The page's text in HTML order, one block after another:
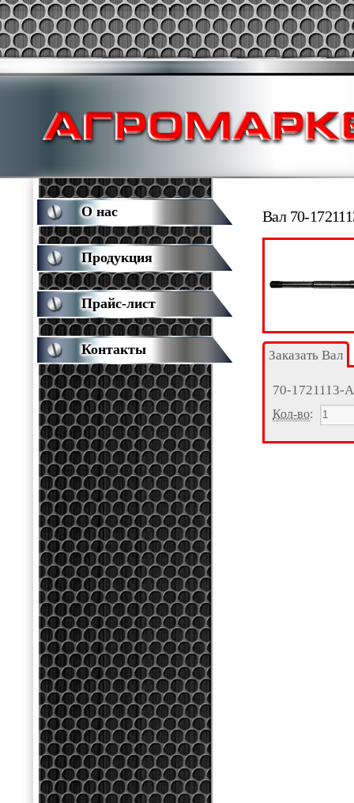
Вал 70-
Заказать Вал
70-1721113-
Кол-во:
О нас
Продукция
Прайс-лист
Контакты